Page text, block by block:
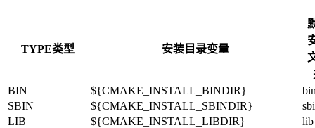
TYPE类型 安装目录变量
BIN
${CMAKE_INSTALL_BINDIR}
SBIN
${CMAKE_INSTALL_SBINDIR}
LIB
${CMAKE_INSTALL_LIBDIR}
lib